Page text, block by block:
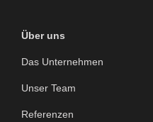
Über uns
Das Unternehmen
Unser Team
Referenzen